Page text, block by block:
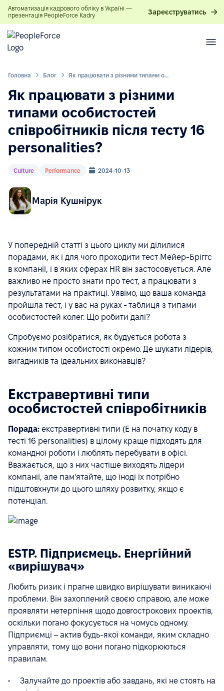
Автоматизація кадрового обліку в Україні —
презентація PeopleForce Kadry
Зареєструватись
Головна Блог Як працювати з різними типами особистостей співробітників після тесту 16 personalities?
Як працювати з різними
типами особистостей
співробітників після тесту 16
personalities?
Culture Performance 2024-10-13
Марія Кушнірук
У попередній статті з цього циклу ми ділилися
порадами, як і для чого проходити тест Мейер-Бріггс
в компанії, і в яких сферах HR він застосовується. Але
важливо не просто знати про тест, а працювати з
результатами на практиці. Уявімо, що ваша команда
пройшла тест, і у вас на руках - таблиця з типами
особистостей колег. Що робити далі?
Спробуємо розібратися, як будується робота з
кожним типом особистості окремо. Де шукати лідерів,
вигадників та ідеальних виконавців?
Екстравертивні типи
особистостей співробітників
Порада: екстравертивні типи (Е на початку коду в
тесті 16 personalities) в цілому краще підходять для
командної роботи і люблять перебувати в офісі.
Вважається, що з них частіше виходять лідери
компанії, але пам'ятайте, що іноді їх потрібно
підштовхнути до цього шляху розвитку, якщо є
потенціал.
ESTP. Підприємець. Енергійний
«вирішувач»
Любить ризик і прагне швидко вирішувати виникаючі
проблеми. Він захоплений своєю справою, але може
проявляти нетерпіння щодо довгострокових проектів,
оскільки погано фокусується на чомусь одному.
Підприємці – актив будь-якої команди, яким складно
управляти, тому що вони погано підкорюються
правилам.
Залучайте до проектів або завдань, які не стоять на